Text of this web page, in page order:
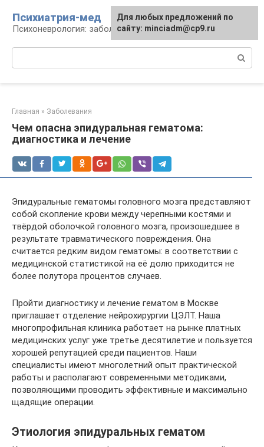
контенту
Психиатрия-мед
Психоневрология: заболевания и терапия
Главная » Заболевания
Чем опасна эпидуральная гематома:
диагностика и лечение
Эпидуральные гематомы головного мозга представляют
собой скопление крови между черепными костями и
твёрдой оболочкой головного мозга, произошедшее в
результате травматического повреждения. Она
считается редким видом гематомы: в соответствии с
медицинской статистикой на её долю приходится не
более полутора процентов случаев.
Пройти диагностику и лечение гематом в Москве
приглашает отделение нейрохирургии ЦЭЛТ. Наша
многопрофильная клиника работает на рынке платных
медицинских услуг уже третье десятилетие и пользуется
хорошей репутацией среди пациентов. Наши
специалисты имеют многолетний опыт практической
работы и располагают современными методиками,
позволяющими проводить эффективные и максимально
щадящие операции.
Этиология эпидуральных гематом
Для любых предложений по
сайту: minciadm@cp9.ru